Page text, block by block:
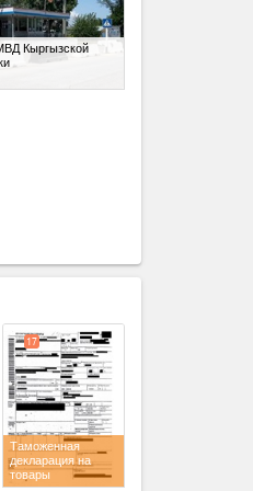
Кыргызской
expand_less
Таможенная
декларация на
товары
17